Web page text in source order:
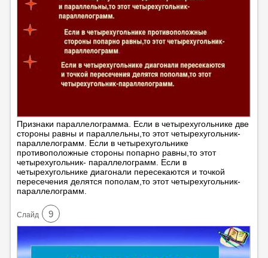
Признаки параллелограмма. Если в четырехугольнике две
стороны равны и параллельны,то этот четырехугольник-
параллелограмм. Если в четырехугольнике
противоположные стороны попарно равны,то этот
четырехугольник- параллелограмм. Если в
четырехугольнике диагонали пересекаются и точкой
пересечения делятся пополам,то этот четырехугольник-
параллелограмм.
Cлайд 9